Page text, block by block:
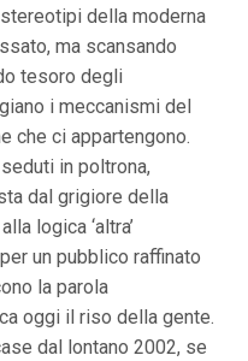
della moderna
ma scansando
tesoro degli
i meccanismi del
che ci appartengono.
in poltrona,
dal grigiore della
logica ‘altra’
un pubblico raffinato
la parola
oggi il riso della gente.
dal lontano 2002, se